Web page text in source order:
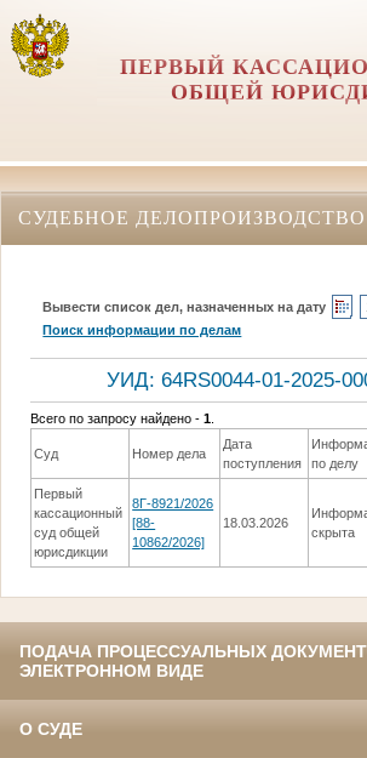
ПЕРВЫЙ
ОБЩЕЙ
СУДЕБНОЕ ДЕЛОПРОИЗВОДСТВО
Вывести список дел, назначенных на дату
Поиск информации по делам
УИД: 64RS0044-01-2025-
Всего по запросу найдено -1
Суд Номер дела
Дата
поступления
по делу
Первый
кассационный
суд общей
юрисдикции
8Г-8921/2026
[88-
10862/2026]
18.03.2026
скрыта
ПОДАЧА ПРОЦЕССУАЛЬНЫХ
ЭЛЕКТРОННОМ ВИДЕ
О СУДЕ